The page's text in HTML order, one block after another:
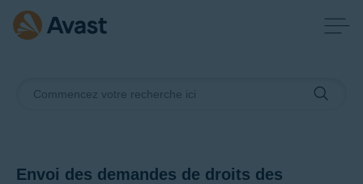
Envoi des demandes de droits des